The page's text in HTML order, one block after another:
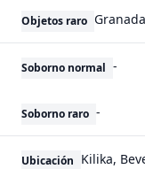
Objetos raro
Soborno normal -
Soborno raro -
Ubicación Kilika,